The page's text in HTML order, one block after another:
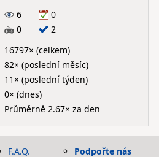
6
0
0
2
16797× (celkem)
82× (poslední měsíc)
11× (poslední týden)
0× (dnes)
Průměrně 2.67× za den
F.A.Q. Podpořte nás